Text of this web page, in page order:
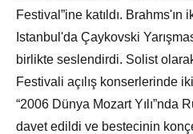
Festival”ine katıldı. Brahms'ın
Istanbul'da Çaykovski
birlikte seslendirdi. Solist
Festivali açılış konserlerinde
“2006 Dünya Mozart Yılı”nda
davet edildi ve bestecinin